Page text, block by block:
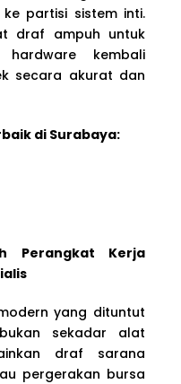
partisi sistem inti.
draf ampuh untuk
kembali
secara akurat dan
di Surabaya:
Perangkat Kerja
yang dituntut
sekadar alat
draf sarana
pergerakan bursa